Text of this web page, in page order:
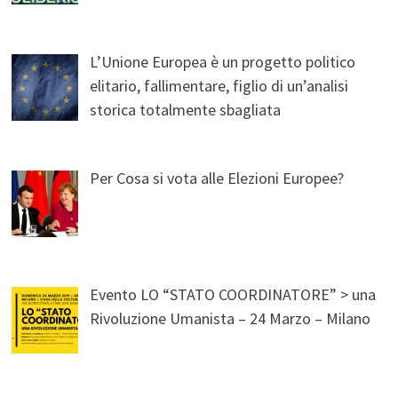
L’Unione Europea è un progetto politico
elitario, fallimentare, figlio di un’analisi
storica totalmente sbagliata
Per Cosa si vota alle Elezioni Europee?
Evento LO “STATO COORDINATORE” > una
Rivoluzione Umanista – 24 Marzo – Milano